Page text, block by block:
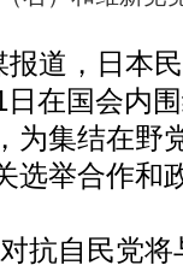
，日本民
在国会内
为集结在野
选举合作和
自民党将